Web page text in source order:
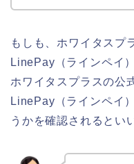
もしも、ホワイタスプ
LinePay（ラインペイ
ホワイタスプラスの公
LinePay（ラインペイ
うかを確認されるとい